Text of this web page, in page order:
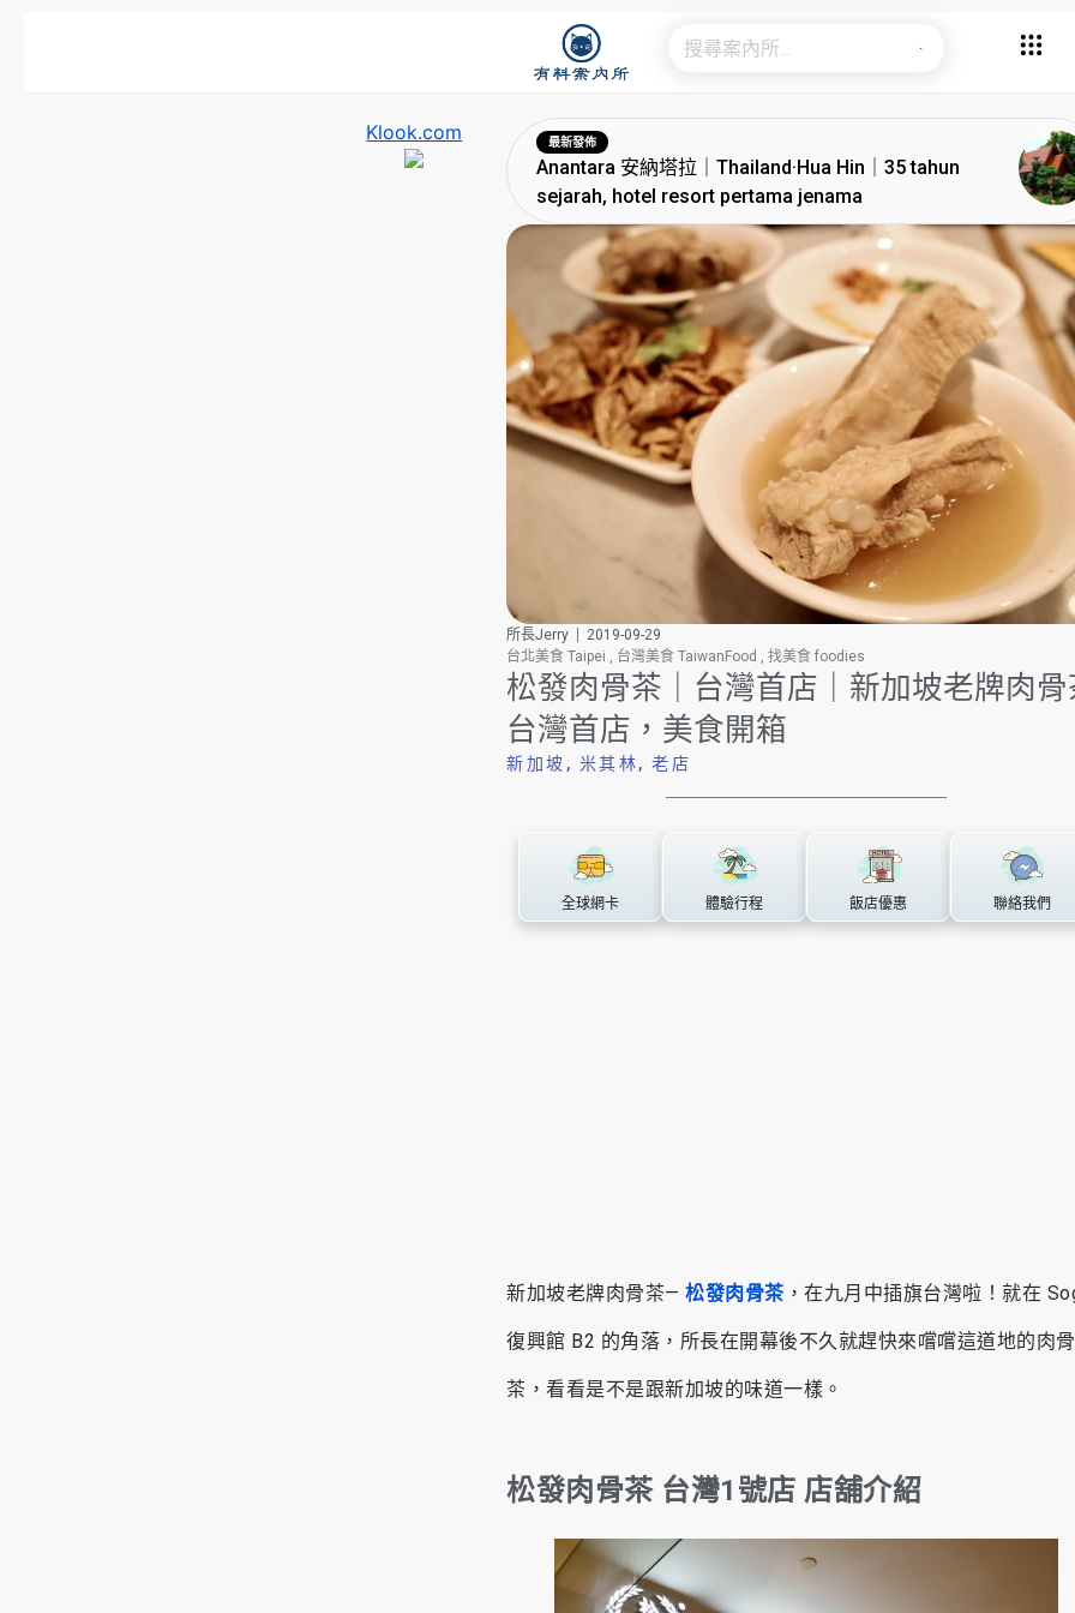
Klook.com 最新發佈
Anantara 安納塔拉｜Thailand·Hua Hin｜35 tahun
sejarah, hotel resort pertama jenama
所長Jerry
2019-09-29
台北美食 Taipei , 台灣美食 TaiwanFood , 找美食 foodies
松發肉骨茶｜台灣首店｜新加坡老牌肉骨
台灣首店，美食開箱
新加坡 , 米其林, 老店
全球網卡 體驗行程 飯店優惠 聯絡我們
新加坡老牌肉骨茶— 松發肉骨茶，在九月中插旗台灣啦！就在
復興館 B2 的角落，所長在開幕後不久就趕快來嚐嚐這道地的肉骨
茶，看看是不是跟新加坡的味道一樣。
松發肉骨茶 台灣1號店 店舖介紹